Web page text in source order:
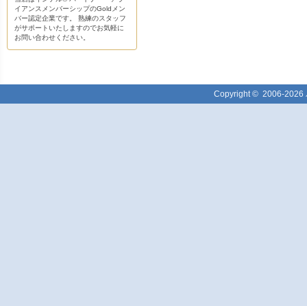
イアンスメンバーシップのGoldメン
バー認定企業です。 熟練のスタッフ
がサポートいたしますのでお気軽に
お問い合わせください。
Copyright © 2006-2026